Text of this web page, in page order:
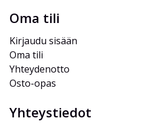
Oma tili
Kirjaudu sisään
Oma tili
Yhteydenotto
Osto-opas
Yhteystiedot